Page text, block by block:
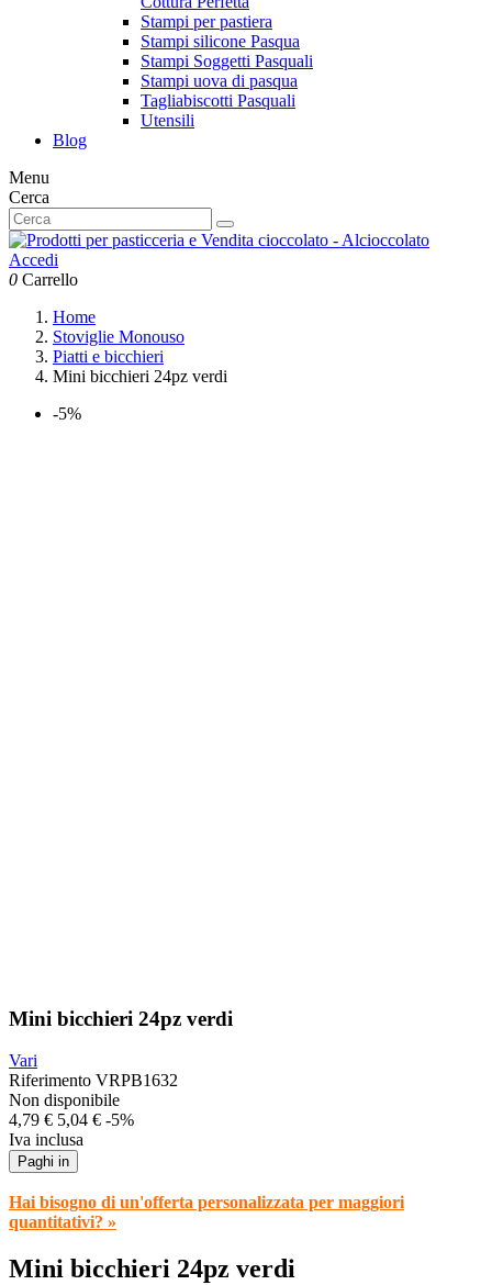
Stampi per pastiera
Stampi silicone Pasqua
Stampi Soggetti Pasquali
Stampi uova di pasqua
Tagliabiscotti Pasquali
Utensili
Blog
Menu
Cerca
Accedi
0 Carrello
Home
Stoviglie Monouso
Piatti e bicchieri
Mini bicchieri 24pz verdi
-5%
Mini bicchieri 24pz verdi
Vari
Riferimento VRPB1632
Non disponibile
4,79 € 5,04 € -5%
Iva inclusa
Paghi in
Hai bisogno di un'offerta personalizzata per maggiori
quantitativi? »
Mini bicchieri 24pz verdi